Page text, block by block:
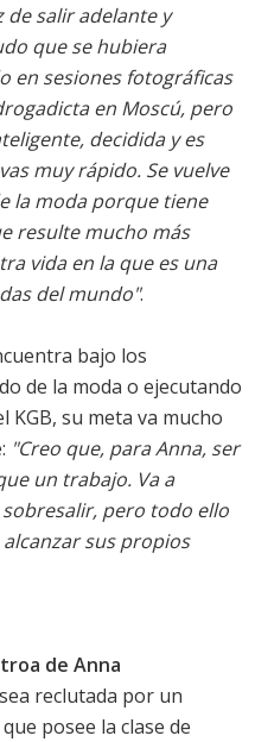
de salir adelante y
que se hubiera
en sesiones fotográficas
en Moscú, pero
decidida y es
muy rápido. Se vuelve
la moda porque tiene
resulte mucho más
vida en la que es una
del mundo".
bajo los
de la moda o ejecutando
su meta va mucho
"Creo que, para Anna, ser
un trabajo. Va a
pero todo ello
sus propios
de Anna
reclutada por un
posee la clase de